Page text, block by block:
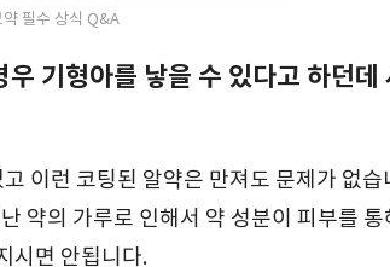
약 필수 상식 Q&A
기형아를 낳을 수 있다고 하던데
이런 코팅된 알약은 만져도 문제가 없습
약의 가루로 인해서 약 성분이 피부를 통
시면 안됩니다.